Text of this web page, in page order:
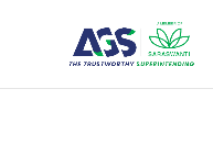
Anugerah Global